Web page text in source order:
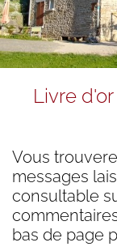
Meals
Welcome in
stopover
accommodation
Services and
equipment
Prices, booking
Half board
Free
management
Livre
Vous
messages
consultable
bas de page